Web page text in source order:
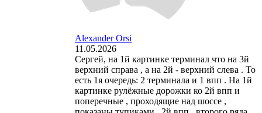
Alexander Orsi
11.05.2026
Сергей, на 1й картинке терминал что на 3й
верхний справа , а на 2й - верхний слева . То
есть 1я очередь: 2 терминала и 1 впп . На 1й
картинке рулёжные дорожки ко 2й впп и
поперечные , проходящие над шоссе ,